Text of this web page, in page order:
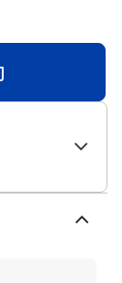
de main.Cadre
et
polyester),
fibre
: 50
à partir du sol :
58 cmCapacité